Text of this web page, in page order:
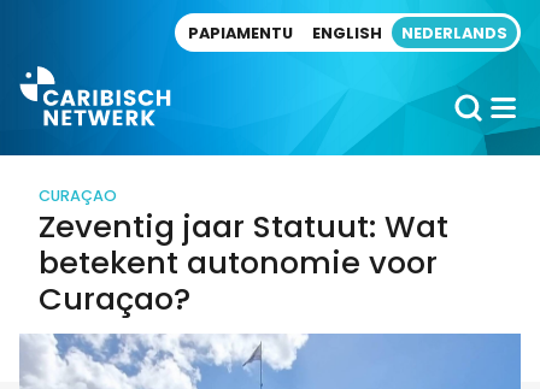
PAPIAMENTU ENGLISH NEDERLANDS
CURAÇAO
Zeventig jaar Statuut: Wat
betekent autonomie voor
Curaçao?